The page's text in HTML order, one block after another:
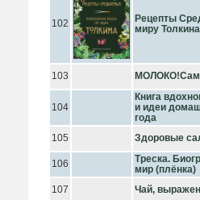
102
Рецепты
миру Толкина
103
104
Книга
и идеи
года
105
Здоровые
106
Треска.
мир (плёнка)
107
Чай,